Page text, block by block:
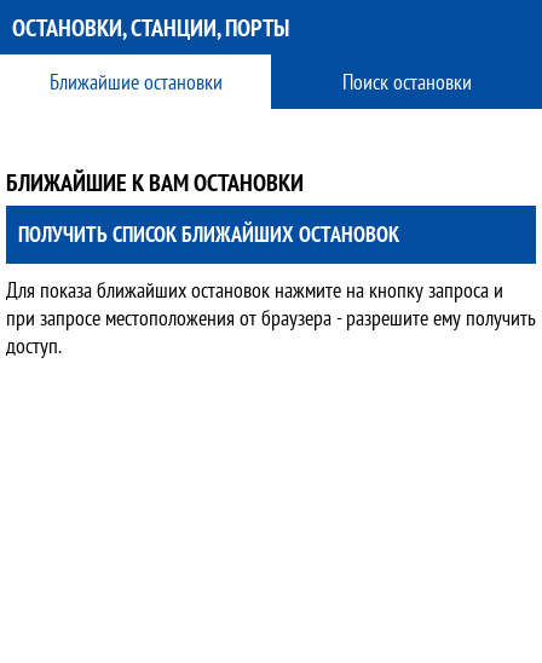
ОСТАНОВКИ, СТАНЦИИ, ПОРТЫ
Ближайшие остановки Поиск остановки
БЛИЖАЙШИЕ К ВАМ ОСТАНОВКИ
ПОЛУЧИТЬ СПИСОК БЛИЖАЙШИХ ОСТАНОВОК
Для показа ближайших остановок нажмите на кнопку запроса и
при запросе местоположения от браузера - разрешите ему получить
доступ.